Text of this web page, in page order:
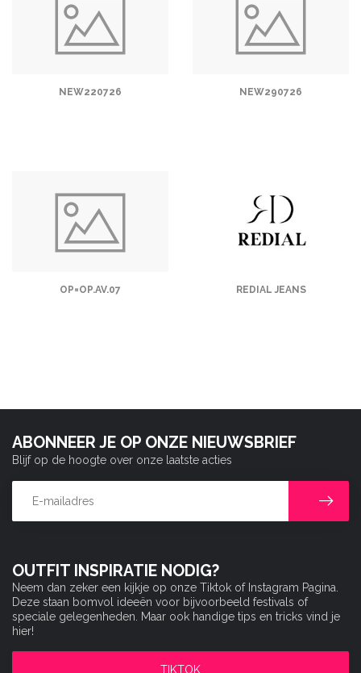
NEW220726 NEW290726
OP=OP.AV.07 REDIAL JEANS
OUTFIT INSPIRATIE NODIG?
Neem dan zeker een kijkje op onze Tiktok of Instagram Pagina.
Deze staan bomvol ideeën voor bijvoorbeeld festivals of
speciale gelegenheden. Maar ook handige tips en tricks vind je
hier!
TIKTOK
ABONNEER JE OP ONZE NIEUWSBRIEF
Blijf op de hoogte over onze laatste acties